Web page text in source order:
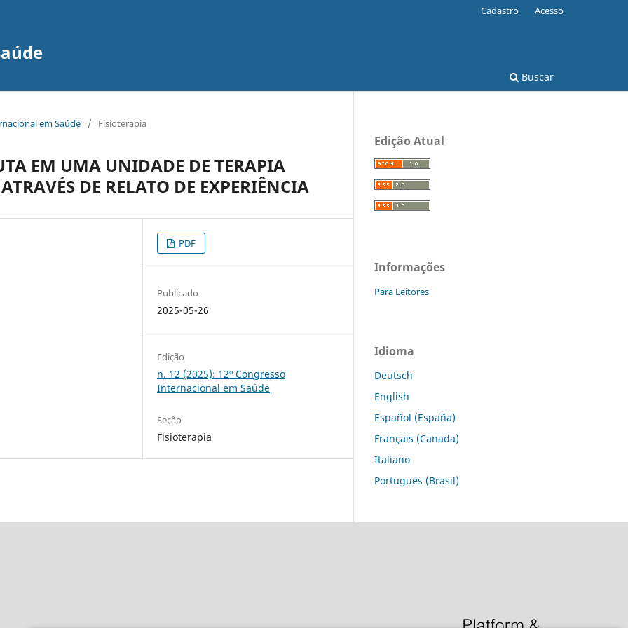
Buscar
Cadastro Acesso
em Saúde / Fisioterapia
EM UMA UNIDADE DE TERAPIA
DE RELATO DE EXPERIÊNCIA
PDF
Publicado
2025-05-26
Edição
n. 12 (2025): 12º Congresso
Internacional em Saúde
Seção
Fisioterapia
Edição Atual
Informações
Para Leitores
Idioma
Deutsch
English
Español (España)
Français (Canada)
Italiano
Português (Brasil)